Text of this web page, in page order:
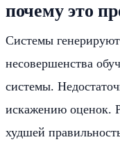
почему это
Системы
несовершенства
системы.
искажению оценок.
худшей